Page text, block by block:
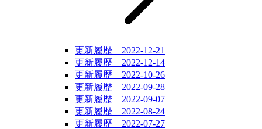
更新履歴 2022-12-21
更新履歴 2022-12-14
更新履歴 2022-10-26
更新履歴 2022-09-28
更新履歴 2022-09-07
更新履歴 2022-08-24
更新履歴 2022-07-27